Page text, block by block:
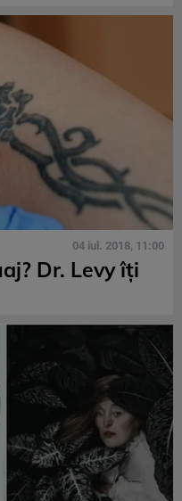
04 iul. 2018, 11:00
Dr. Levy îți